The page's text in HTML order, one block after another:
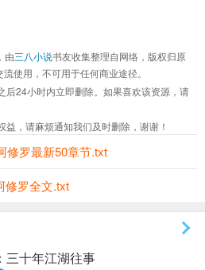
由三八小说书友收集整理自网络，版权归原
使用，不可用于任何商业途径。
24小时内立即删除。如果喜欢该资源，请
，请麻烦通知我们及时删除，谢谢！
修罗最新50章节.txt
修罗全文.txt
三十年江湖往事